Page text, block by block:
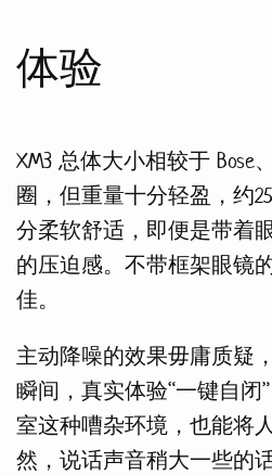
体验
XM3 总体大小相较于 Bose
圈，但重量十分轻盈，约
分柔软舒适，即便是带着
的压迫感。不带框架眼镜
佳。
主动降噪的效果毋庸质疑
瞬间，真实体验“一键自闭
室这种嘈杂环境，也能将
然，说话声音稍大一些的